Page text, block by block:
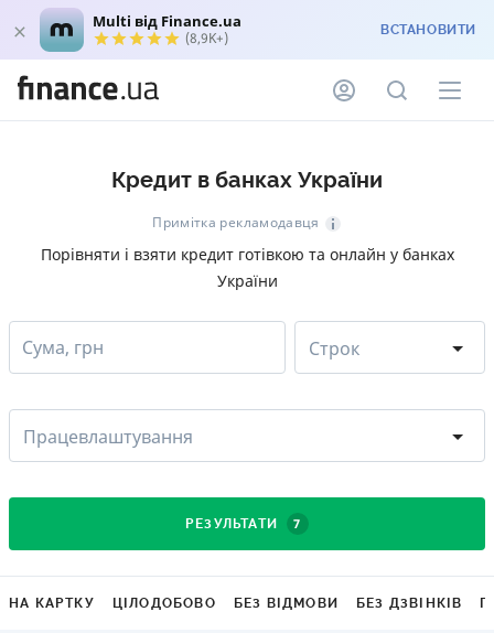
Multi від Finance.ua
(8,9K+) ВСТАНОВИТИ
Кредит в банках України
Примітка рекламодавця
Порівняти і взяти кредит готівкою та онлайн у банках
України
Сума, грн Строк
Працевлаштування
РЕЗУЛЬТАТИ 7
НА КАРТКУ ЦІЛОДОБОВО БЕЗ ВІДМОВИ БЕЗ ДЗВІНКІВ